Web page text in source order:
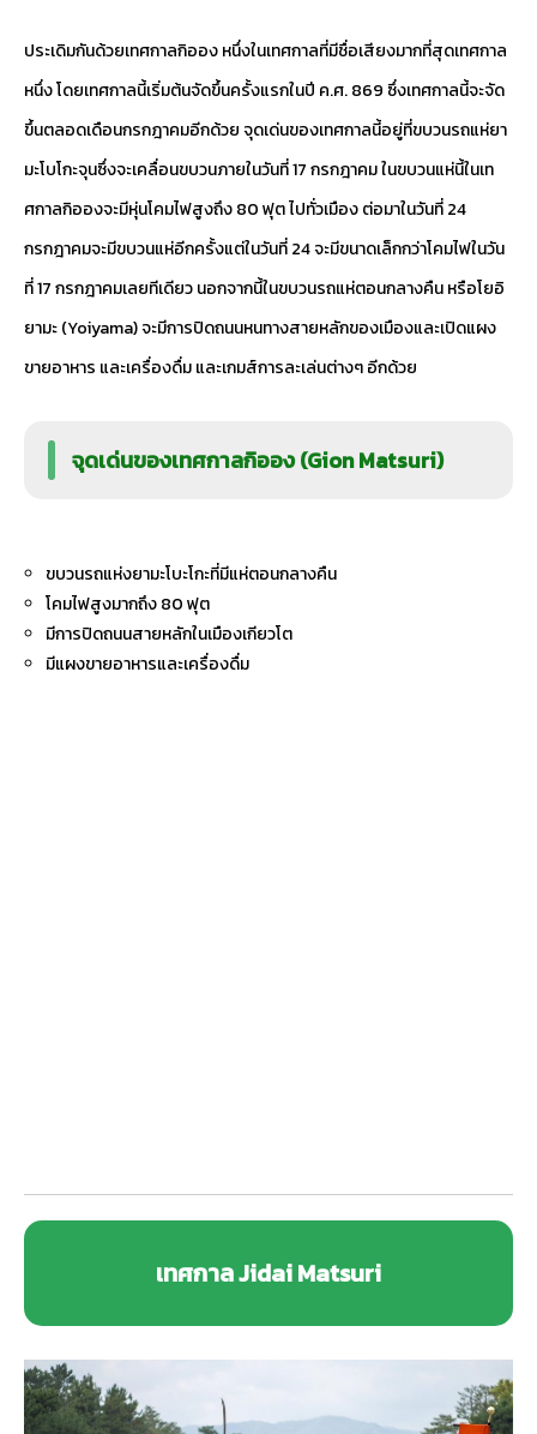
ประเดิมกันด้วยเทศกาลกิออง หนึ่งในเทศกาลที่มีชื่อเสียงมากที่สุดเทศกาล
หนึ่ง โดยเทศกาลนี้เริ่มต้นจัดขึ้นครั้งแรกในปี ค.ศ. 869 ซึ่งเทศกาลนี้จะจัด
ขึ้นตลอดเดือนกรกฎาคมอีกด้วย จุดเด่นของเทศกาลนี้อยู่ที่ขบวนรถแห่ยา
มะโบโกะจุนซึ่งจะเคลื่อนขบวนภายในวันที่ 17 กรกฎาคม ในขบวนแห่นี้ในเท
ศกาลกิอองจะมีหุ่นโคมไฟสูงถึง 80 ฟุต ไปทั่วเมือง ต่อมาในวันที่ 24
กรกฎาคมจะมีขบวนแห่อีกครั้งแต่ในวันที่ 24 จะมีขนาดเล็กกว่าโคมไฟในวัน
ที่ 17 กรกฎาคมเลยทีเดียว นอกจากนี้ในขบวนรถแห่ตอนกลางคืน หรือโยอิ
ยามะ (Yoiyama) จะมีการปิดถนนหนทางสายหลักของเมืองและเปิดแผง
ขายอาหาร และเครื่องดื่ม และเกมส์การละเล่นต่างๆ อีกด้วย
จุดเด่นของเทศกาลกิออง (Gion Matsuri)
ขบวนรถแห่งยามะโบะโกะที่มีแห่ตอนกลางคืน
โคมไฟสูงมากถึง 80 ฟุต
มีการปิดถนนสายหลักในเมืองเกียวโต
มีแผงขายอาหารและเครื่องดื่ม
เทศกาล Jidai Matsuri